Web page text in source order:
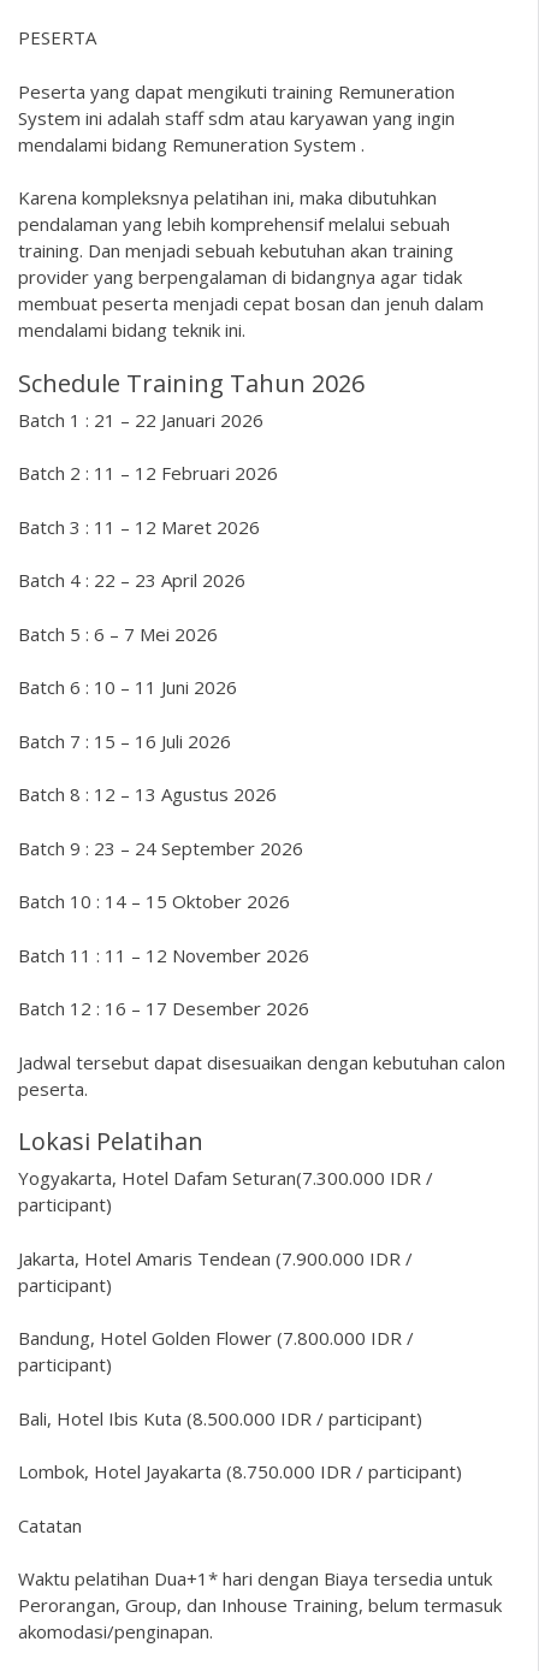
PESERTA
Peserta yang dapat mengikuti training Remuneration
System ini adalah staff sdm atau karyawan yang ingin
mendalami bidang Remuneration System .
Karena kompleksnya pelatihan ini, maka dibutuhkan
pendalaman yang lebih komprehensif melalui sebuah
training. Dan menjadi sebuah kebutuhan akan training
provider yang berpengalaman di bidangnya agar tidak
membuat peserta menjadi cepat bosan dan jenuh dalam
mendalami bidang teknik ini.
Schedule Training Tahun 2026
Batch 1 : 21 – 22 Januari 2026
Batch 2 : 11 – 12 Februari 2026
Batch 3 : 11 – 12 Maret 2026
Batch 4 : 22 – 23 April 2026
Batch 5 : 6 – 7 Mei 2026
Batch 6 : 10 – 11 Juni 2026
Batch 7 : 15 – 16 Juli 2026
Batch 8 : 12 – 13 Agustus 2026
Batch 9 : 23 – 24 September 2026
Batch 10 : 14 – 15 Oktober 2026
Batch 11 : 11 – 12 November 2026
Batch 12 : 16 – 17 Desember 2026
Jadwal tersebut dapat disesuaikan dengan kebutuhan calon
peserta.
Lokasi Pelatihan
Yogyakarta, Hotel Dafam Seturan(7.300.000 IDR /
participant)
Jakarta, Hotel Amaris Tendean (7.900.000 IDR /
participant)
Bandung, Hotel Golden Flower (7.800.000 IDR /
participant)
Bali, Hotel Ibis Kuta (8.500.000 IDR / participant)
Lombok, Hotel Jayakarta (8.750.000 IDR / participant)
Catatan
Waktu pelatihan Dua+1* hari dengan Biaya tersedia untuk
Perorangan, Group, dan Inhouse Training, belum termasuk
akomodasi/penginapan.